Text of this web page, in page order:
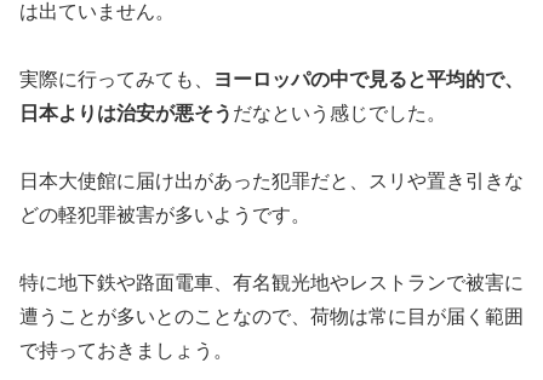
は出ていません。
実際に行ってみても、
ヨーロッパの中で見ると平均的で、
日本よりは治安が悪そう だなという感じでした。
日本大使館に届け出があった犯罪だと、スリや置き引きな
どの軽犯罪被害が多いようです。
特に地下鉄や路面電車、有名観光地やレストランで被害に
遭うことが多いとのことなので、荷物は常に目が届く範囲
で持っておきましょう。